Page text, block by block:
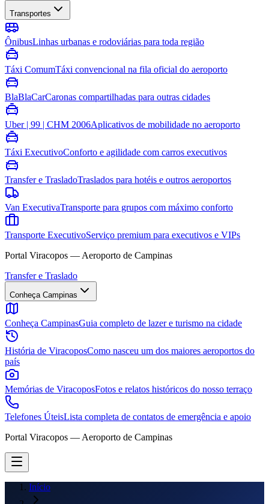
Transportes
ÔnibusLinhas urbanas e rodoviárias para toda região
Táxi ComumTáxi convencional na fila oficial do aeroporto
BlaBlaCarCaronas compartilhadas para outras cidades
Uber | 99 | CHM 2006Aplicativos de mobilidade no aeroporto
Táxi ExecutivoConforto e agilidade com carros executivos
Transfer e TrasladoTraslados para hotéis e outros aeroportos
Van ExecutivaTransporte para grupos com máximo conforto
Transporte ExecutivoServiço premium para executivos e VIPs
Portal Viracopos — Aeroporto de Campinas
Transfer e Traslado
Conheça Campinas
Conheça CampinasGuia completo de lazer e turismo na cidade
História de ViracoposComo nasceu um dos maiores aeroportos do
país
Memórias de ViracoposFotos e relatos históricos do nosso terraço
Telefones ÚteisLista completa de contatos de emergência e apoio
Portal Viracopos — Aeroporto de Campinas
Início